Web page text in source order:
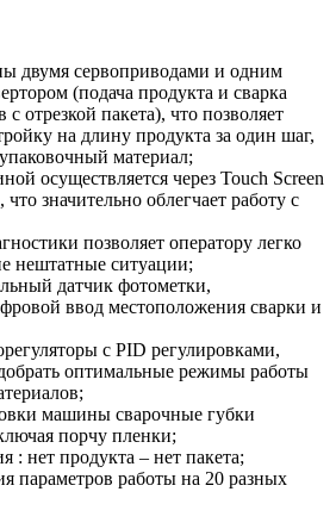
двумя сервоприводами и одним
(подача продукта и сварка
отрезкой пакета), что позволяет
на длину продукта за один шаг,
материал;
осуществляется через Touch Screen
значительно облегчает работу с
позволяет оператору легко
нештатные ситуации;
датчик фотометки,
ввод местоположения сварки и
с PID регулировками,
оптимальные режимы работы
машины сварочные губки
порчу пленки;
: нет продукта – нет пакета;
параметров работы на 20 разных